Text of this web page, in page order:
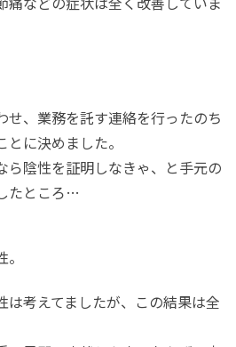
せ、業務を託す連絡を行ったのち
に決めました。
ら陰性を証明しなきゃ、と手元の
たところ…
は考えてましたが、この結果は全